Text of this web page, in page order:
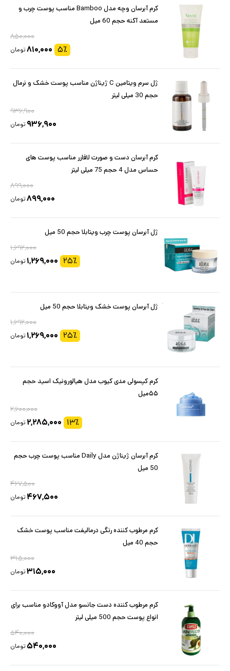
کرم آبرسان وچه مدل Bamboo مناسب پوست چرب و
مستعد آکنه حجم 60 میل
۸۵۰,۰۰۰
۵٪ ۸۱۰,۰۰۰تومان
ژل سرم ویتامین C ژیناژن مناسب پوست خشک و نرمال
حجم 30 میلی لیتر
۹۳۶,۹۰۰
۹۳۶,۹۰۰ تومان
کرم آبرسان دست و صورت لافارر مناسب پوست های
حساس مدل 4 حجم 75 میلی لیتر
۸۹۹,۰۰۰
۸۹۹,۰۰۰تومان
ژل آبرسان پوست چرب ویتابلا حجم 50 میل
۱,۶۹۲,۰۰۰
۲۵٪ ۱,۲۶۹,۰۰۰ تومان
ژل آبرسان پوست خشک ویتابلا حجم 50 میل
۱,۶۹۲,۰۰۰
۲۵٪ ۱,۲۶۹,۰۰۰ تومان
کرم کپسولی مدی کیوب مدل هیالورونیک اسید حجم
۵۵میل
۲,۶۰۰,۰۰۰
۱۳٪ ۲,۲۸۵,۰۰۰ تومان
کرم آبرسان ژیناژن مدل Daily مناسب پوست چرب حجم
50 میل
۴۶۷,۵۰۰
۴۶۷,۵۰۰ تومان
کرم مرطوب کننده رنگی درمالیفت مناسب پوست خشک
حجم 40 میل
۳۱۵,۰۰۰
۳۱۵,۰۰۰تومان
کرم مرطوب کننده دست جانسو مدل آووکادو مناسب برای
انواع پوست حجم 500 میلی لیتر
۵۴۰,۰۰۰
۵۴۰,۰۰۰ تومان